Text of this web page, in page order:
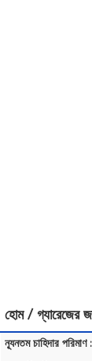
হোম /
ন্যূনতম চাহিদার পরিমাণ :